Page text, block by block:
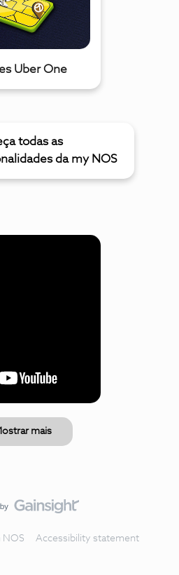
Uber One
todas as
da my NOS
mais
NOS Accessibility statement